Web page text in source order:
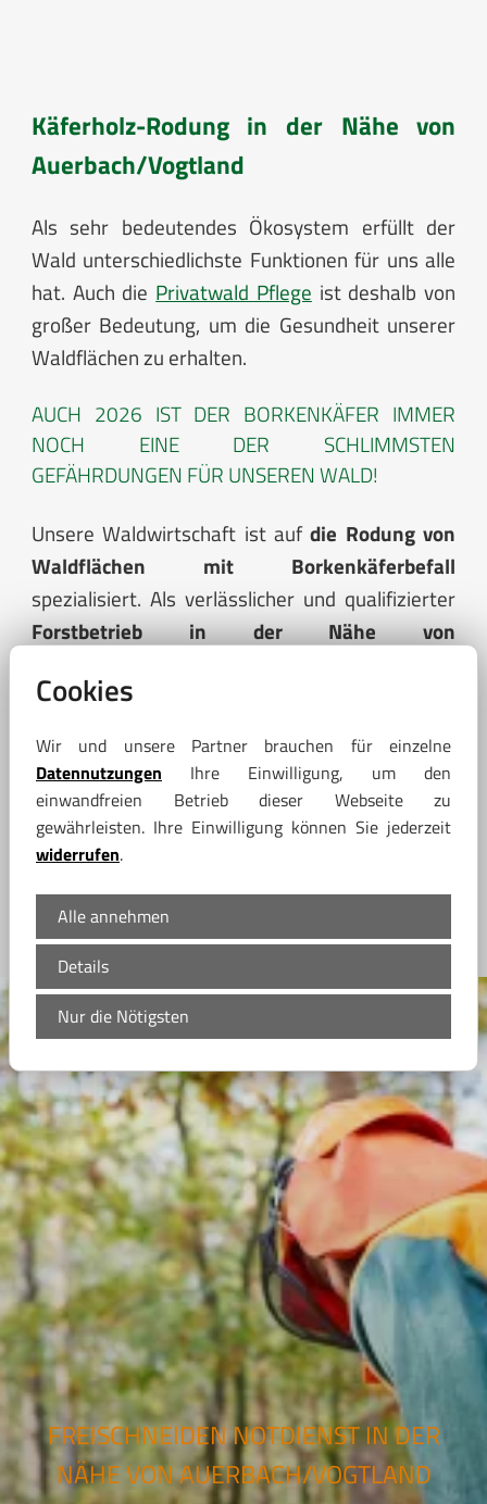
Käferholz-Rodung in der Nähe von
Auerbach/Vogtland
Als sehr bedeutendes Ökosystem erfüllt der
Wald unterschiedlichste Funktionen für uns alle
hat. Auch diePrivatwald Pflegeist deshalb von
großer Bedeutung, um die Gesundheit unserer
Waldflächen zu erhalten.
AUCH 2026 IST DER BORKENKÄFER IMMER
NOCH EINE DER SCHLIMMSTEN
GEFÄHRDUNGEN FÜR UNSEREN WALD!
Unsere Waldwirtschaft ist aufdie Rodung von
Waldflächen mit Borkenkäferbefall
spezialisiert. Als verlässlicher und qualifizierter
Forstbetrieb in der Nähe von
mit professionellem Personal und viel Erfahrung
FREISCHNEIDEN NOTDIENST IN DER
NÄHE VON AUERBACH/VOGTLAND
Cookies
Wir und unsere Partner brauchen für einzelne
Datennutzungen Ihre Einwilligung, um den
einwandfreien Betrieb dieser Webseite zu
gewährleisten. Ihre Einwilligung können Sie jederzeit
widerrufen.
Alle annehmen
Details
Nur die Nötigsten